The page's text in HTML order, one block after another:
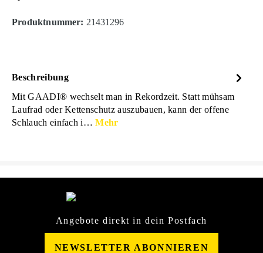
Produktnummer: 21431296
Beschreibung
Mit GAADI® wechselt man in Rekordzeit. Statt mühsam
Laufrad oder Kettenschutz auszubauen, kann der offene
Schlauch einfach i…Mehr
Angebote direkt in dein Postfach
NEWSLETTER ABONNIEREN